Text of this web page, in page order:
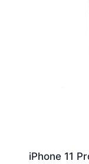
iPhone 11